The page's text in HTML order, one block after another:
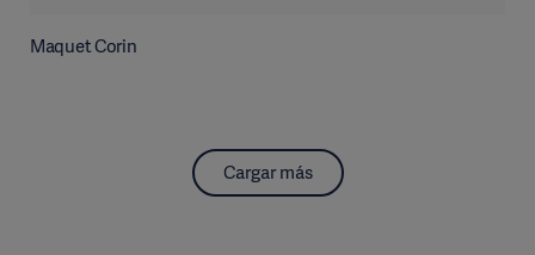
Maquet Corin
Cargar más